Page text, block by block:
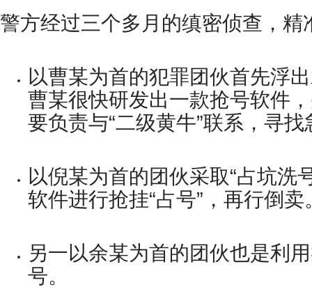
警方经过三个多月的缜密侦查，
以曹某为首的犯罪团伙首先浮
曹某很快研发出一款抢号软件
要负责与“二级黄牛”联系，寻
以倪某为首的团伙采取“占坑洗
软件进行抢挂“占号”，再行倒卖
另一以余某为首的团伙也是利
号。